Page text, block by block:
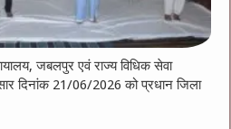
जबलपुर एवं राज्य विधिक सेवा
दिनांक 21/06/2026 को प्रधान जिला